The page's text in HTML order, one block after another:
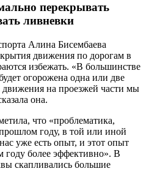
перекрывать
ливневки
Алина Бисембаева
движения по дорогам в
избежать. «В большинстве
огорожена одна или две
на проезжей части мы
она.
что «проблематика,
году, в той или иной
уже есть опыт, и этот опыт
году более эффективно». В
скапливались большие